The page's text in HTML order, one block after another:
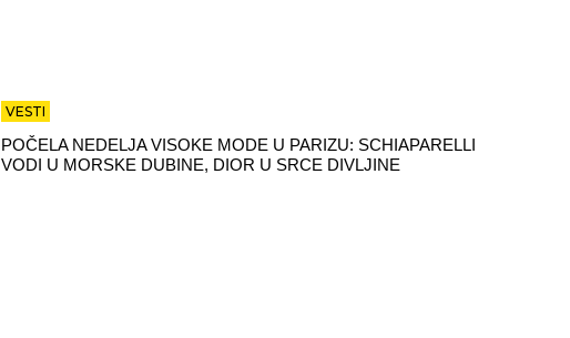
VESTI
POČELA NEDELJA VISOKE MODE U PARIZU: SCHIAPARELLI
VODI U MORSKE DUBINE, DIOR U SRCE DIVLJINE